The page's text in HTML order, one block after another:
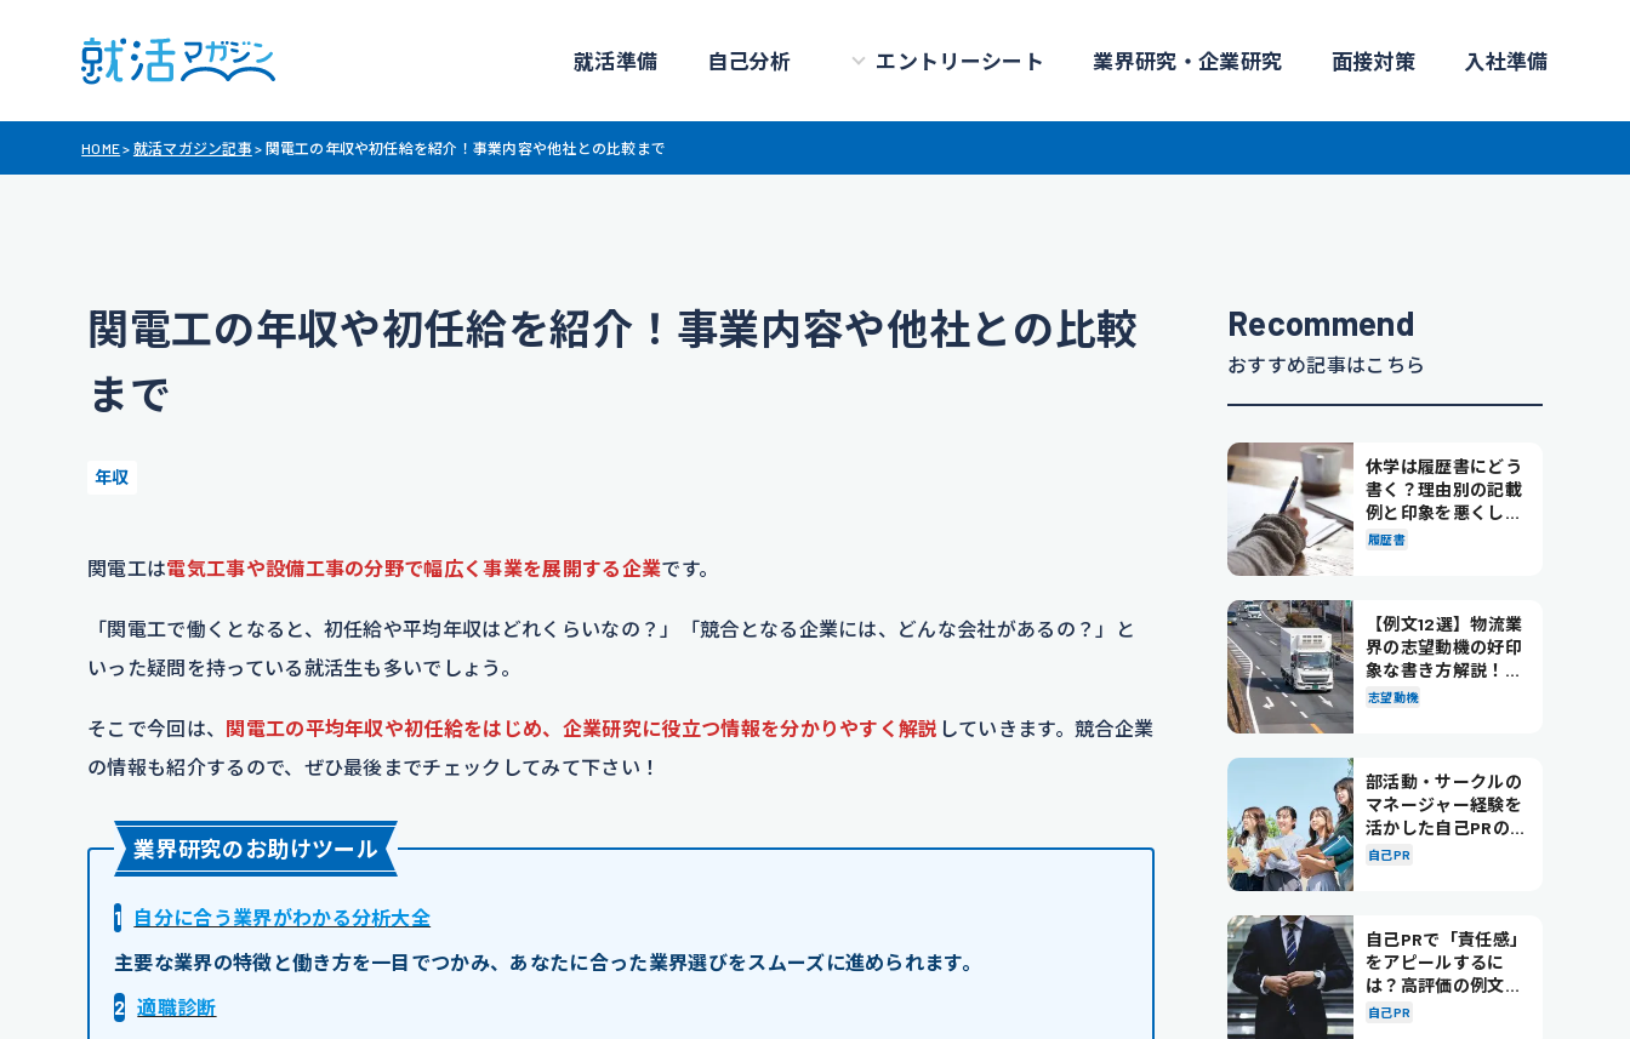
就活準備 自己分析 エントリーシート 業界研究・企業研究 面接対策 入社準備
HOME> 就活マガジン記事 > 関電工の年収や初任給を紹介！事業内容や他社との比較まで
関電工の年収や初任給を紹介！事業内容や他社との比較
まで
年収
関電工は電気工事や設備工事の分野で幅広く事業を展開する企業です。
「関電工で働くとなると、初任給や平均年収はどれくらいなの？」「競合となる企業には、どんな会社があるの？」と
いった疑問を持っている就活生も多いでしょう。
そこで今回は、 関電工の平均年収や初任給をはじめ、企業研究に役立つ情報を分かりやすく解説 していきます。競合企業
の情報も紹介するので、ぜひ最後までチェックしてみて下さい！
業界研究のお助けツール
1
自分に合う業界がわかる分析大全
主要な業界の特徴と働き方を一目でつかみ、あなたに合った業界選びをスムーズに進められます。
2 適職診断
Recommend
おすすめ記事はこちら
休学は履歴書にどう
書く？理由別の記載
例と印象を悪くしな
い書き方を解説
履歴書
【例文12選】物流業
界の志望動機の好印
象な書き方解説！パ
ターン別の例文も紹
志望動機
部活動・サークルの
マネージャー経験を
活かした自己PRの書
き方を徹底解説！
自己PR
自己PRで「責任感」
をアピールするに
は？高評価の例文も
紹介！
自己PR